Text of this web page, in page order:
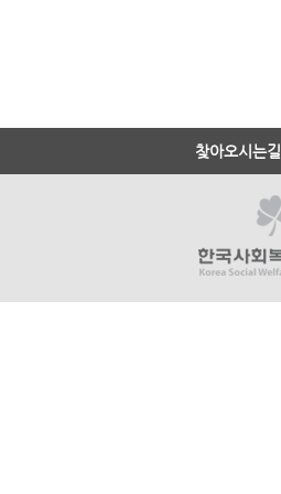
찾아오시는길